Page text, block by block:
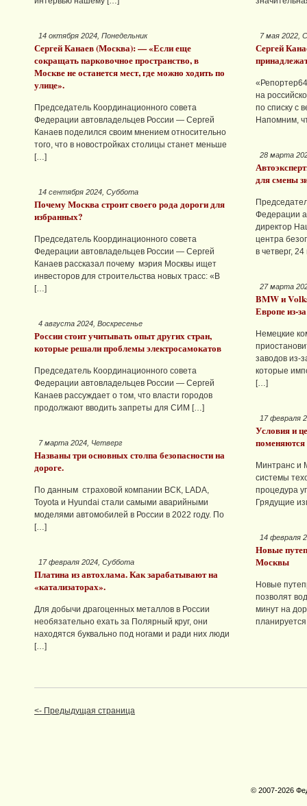
14 октября 2024, Понедельник
Сергей Канаев (Москва): — «Если еще
сокращать парковочное пространство, в
Москве не останется мест, где можно ходить по
улице».
Председатель Координационного совета
Федерации автовладельцев России — Сергей
Канаев поделился своим мнением относительно
того, что в новостройках столицы станет меньше
[…]
14 сентября 2024, Суббота
Почему Москва строит своего рода дороги для
избранных?
Председатель Координационного совета
Федерации автовладельцев России — Сергей
Канаев рассказал почему мэрия Москвы ищет
инвесторов для строительства новых трасс: «В
[…]
4 августа 2024, Воскресенье
России стоит учитывать опыт других стран,
которые решали проблемы электросамокатов
Председатель Координационного совета
Федерации автовладельцев России — Сергей
Канаев рассуждает о том, что власти городов
продолжают вводить запреты для СИМ […]
7 марта 2024, Четверг
Названы три основных столпа безопасности на
дороге.
По данным страховой компании ВСК, LADA,
Toyota и Hyundai стали самыми аварийными
моделями автомобилей в России в 2022 году. По
[…]
17 февраля 2024, Суббота
Платина из автохлама. Как зарабатывают на
«катализаторах».
Для добычи драгоценных металлов в России
необязательно ехать за Полярный круг, они
находятся буквально под ногами и ради них люди
[…]
7 мая 2022,
Сергей
на
по списку с
Напомним,
28 марта
для смены
Федерации
директор
центра
в четверг,
27 марта
BMW и
Европе из-
Немецкие
заводов из-
которые
[…]
17 февраля
Условия и
поменяются
Минтранс и
системы
процедура
Грядущие
14 февраля
Новые
Москвы
Новые
позволят
минут на
<- Предыдущая страница
© 2007-2026